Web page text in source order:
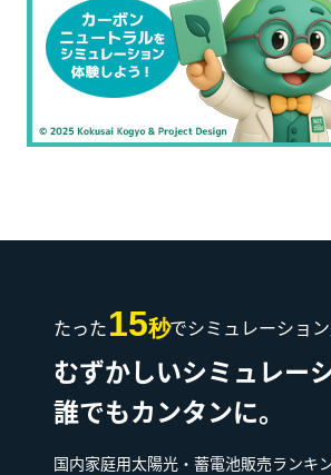
たった15秒でシミュレーショ
むずかしいシミュレー
誰でもカンタンに。
国内家庭用太陽光・蓄電池販売ランキ